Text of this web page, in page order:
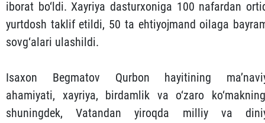
iborat bo‘ldi. Xayriya dasturxoniga 100 nafardan
yurtdosh taklif etildi, 50 ta ehtiyojmand oilaga
sovg‘alari ulashildi.
Isaxon Begmatov Qurbon hayitining
ahamiyati, xayriya, birdamlik va o‘zaro
shuningdek, Vatandan yiroqda milliy va